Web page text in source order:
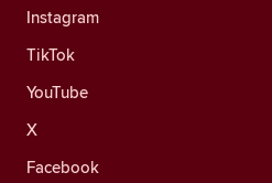
Instagram
TikTok
YouTube
X
Facebook